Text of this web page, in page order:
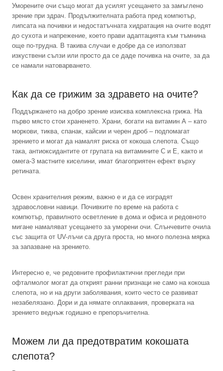
Уморените очи също могат да усилят усещането за замъглено
зрение при здрач. Продължителната работа пред компютър,
липсата на почивки и недостатъчната хидратация на очите водят
до сухота и напрежение, което прави адаптацията към тъмнина
още по-трудна. В такива случаи е добре да се използват
изкуствени сълзи или просто да се даде почивка на очите, за да
се намали натоварването.
Как да се грижим за здравето на очите?
Поддържането на добро зрение изисква комплексна грижа. На
първо място стои храненето. Храни, богати на витамин А – като
моркови, тиква, спанак, кайсии и черен дроб – подпомагат
зрението и могат да намалят риска от кокоша слепота. Също
така, антиоксидантите от групата на витамините C и E, както и
омега-3 мастните киселини, имат благоприятен ефект върху
ретината.
Освен хранителния режим, важно е и да се изградят
здравословни навици. Почивките по време на работа с
компютър, правилното осветление в дома и офиса и редовното
мигане намаляват усещането за уморени очи. Слънчевите очила
със защита от UV-лъчи са друга проста, но много полезна мярка
за запазване на зрението.
Интересно е, че редовните профилактични прегледи при
офталмолог могат да открият ранни признаци не само на кокоша
слепота, но и на други заболявания, които често се развиват
незабелязано. Дори и да нямате оплаквания, проверката на
зрението веднъж годишно е препоръчителна.
Можем ли да предотвратим кокошата
слепота?